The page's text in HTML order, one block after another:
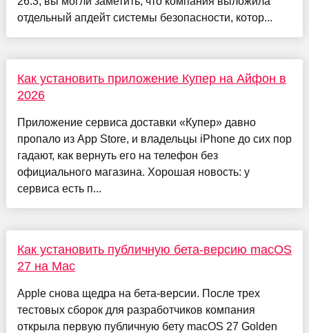
отдельный апдейт системы безопасности, котор...
Как установить приложение Купер на Айфон в
2026
Приложение сервиса доставки «Купер» давно
пропало из App Store, и владельцы iPhone до сих пор
гадают, как вернуть его на телефон без
официального магазина. Хорошая новость: у
сервиса есть п...
Как установить публичную бета-версию macOS
27 на Mac
Apple снова щедра на бета-версии. После трех
тестовых сборок для разработчиков компания
открыла первую публичную бету macOS 27 Golden